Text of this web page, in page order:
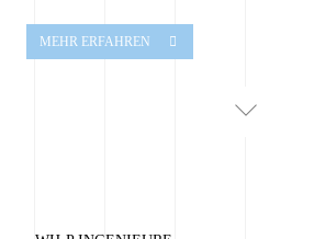
MEHR ERFAHREN